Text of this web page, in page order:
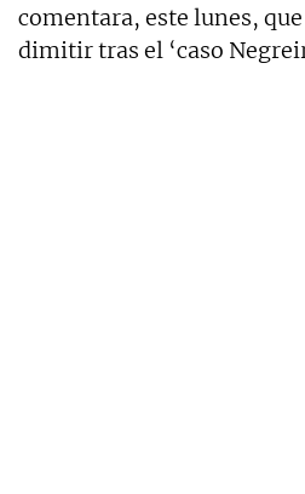
comentara, este lunes,
dimitir tras el ‘caso